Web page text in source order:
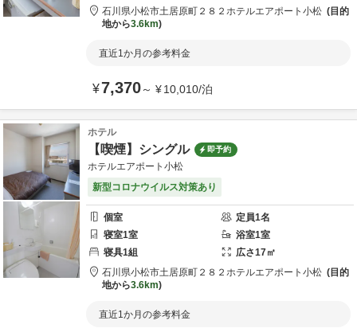
石川県小松市土居原町２８２ ホテルエアポート小松
目的
地から3.6km
直近1か月の参考料金
¥7,370～ ¥10,010/泊
ホテル
【喫煙】シングル 即予約
ホテルエアポート小松
新型コロナウイルス対策あり
個室 定員1名
寝室1室 浴室1室
寝具1組 広さ17㎡
石川県小松市土居原町２８２ ホテルエアポート小松
目的
地から3.6km
直近1か月の参考料金